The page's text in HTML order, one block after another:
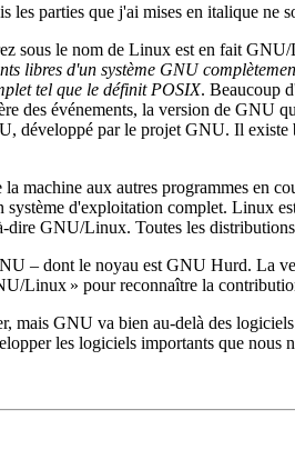
parties que j'ai mises en italique ne
sous le nom de Linux est en fait
libres d'un système GNU
tel que le définit POSIX. Beaucoup
des événements, la version de GNU
développé par le projet GNU. Il
machine aux autres programmes en
d'exploitation complet. Linux
GNU/Linux. Toutes les
– dont le noyau est GNU Hurd. La
Linux » pour reconnaître la
GNU va bien au-delà des
les logiciels importants que nous